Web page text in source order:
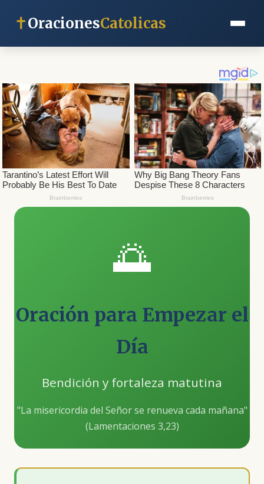
✝OracionesCatolicas
🌅
Oración para Empezar el
Día
Bendición y fortaleza matutina
"La misericordia del Señor se renueva cada mañana"
(Lamentaciones 3,23)